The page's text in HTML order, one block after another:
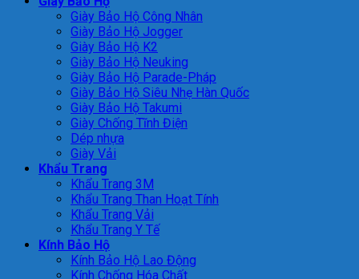
Giày Bảo Hộ Công Nhân
Giày Bảo Hộ Jogger
Giày Bảo Hộ K2
Giày Bảo Hộ Neuking
Giày Bảo Hộ Parade-Pháp
Giày Bảo Hộ Siêu Nhẹ Hàn Quốc
Giày Bảo Hộ Takumi
Giày Chống Tĩnh Điện
Dép nhựa
Giày Vải
Khẩu Trang
Khẩu Trang 3M
Khẩu Trang Than Hoạt Tính
Khẩu Trang Vải
Khẩu Trang Y Tế
Kính Bảo Hộ
Kính Bảo Hộ Lao Động
Kính Chống Hóa Chất